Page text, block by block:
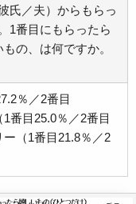
氏／夫）からもらっ
1番目にもらったら
の、は何ですか。
％／2番目
番目25.0％／2番目
（1番目21.8％／2